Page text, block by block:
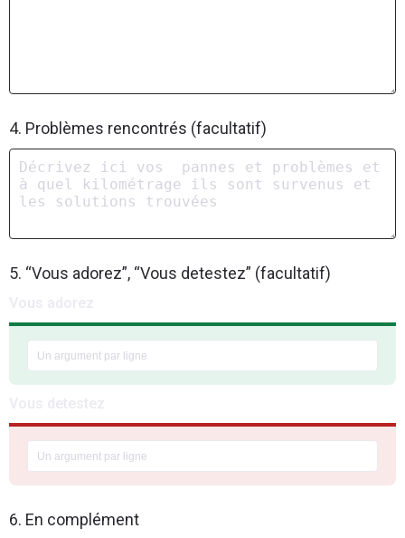
4. Problèmes rencontrés (facultatif)
5. “Vous adorez”, “Vous detestez” (facultatif)
6. En complément